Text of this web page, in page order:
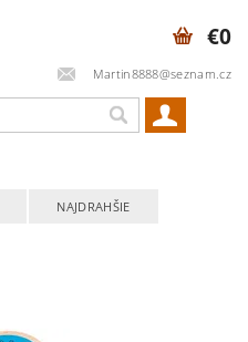
Martin8888@seznam.cz
€0
NAJDRAHŠIE